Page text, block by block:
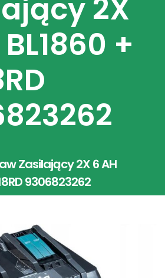
2X
+
Zasilający 2X 6 AH
9306823262